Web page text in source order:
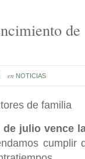
de
en NOTICIAS
de familia
de julio vence
cumplir